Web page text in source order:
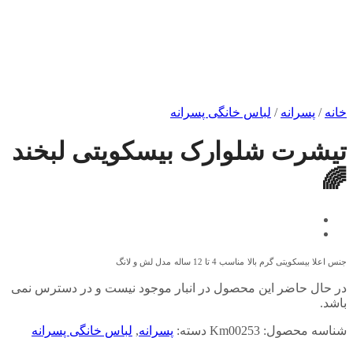
خانه / پسرانه / لباس خانگی پسرانه
تیشرت شلوارک بیسکویتی لبخند
🌈
جنس اعلا بیسکویتی گرم بالا مناسب 4 تا 12 ساله مدل لش و لانگ
در حال حاضر این محصول در انبار موجود نیست و در دسترس نمی
باشد.
شناسه محصول: Km00253 دسته: پسرانه, لباس خانگی پسرانه